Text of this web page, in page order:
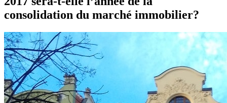
consolidation du marché immobilier?